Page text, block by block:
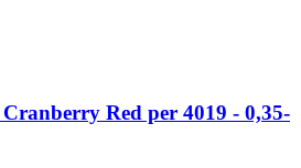
Cranberry Red per 4019 -​ 0,35-​